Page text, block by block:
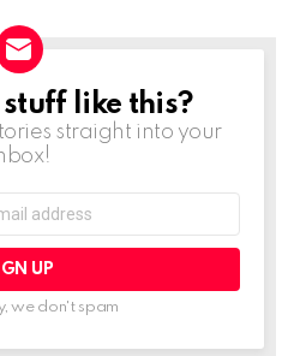
like this?
straight into your
we don't spam